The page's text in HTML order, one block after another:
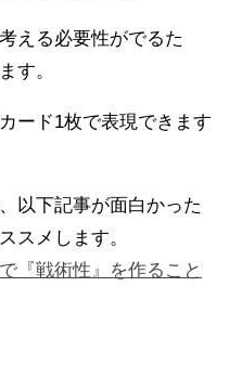
える必要性がでるた
す。
ード1枚で表現できます
以下記事が面白かった
スメします。
『戦術性』を作ること